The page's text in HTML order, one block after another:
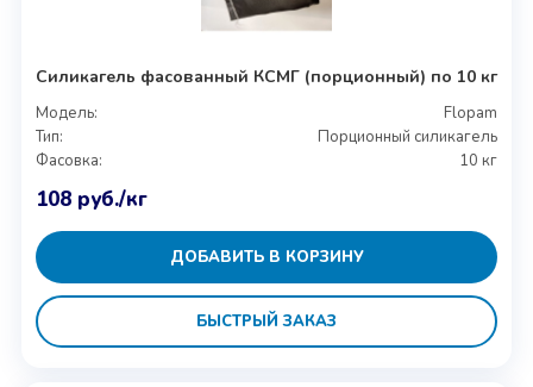
Силикагель фасованный КСМГ (порционный) по 10 кг
Модель:
Flopam
Тип:
Порционный силикагель
Фасовка:
10 кг
108 руб./кг
ДОБАВИТЬ В КОРЗИНУ
БЫСТРЫЙ ЗАКАЗ